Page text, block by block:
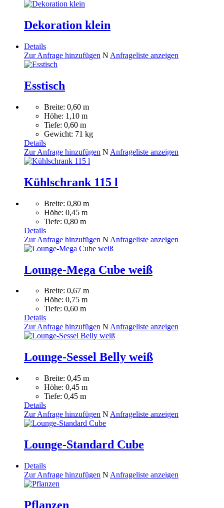
Dekoration klein
Details
Zur Anfrage hinzufügen N Anfrageliste anzeigen
Esstisch
Breite: 0,60 m
Höhe: 1,10 m
Tiefe: 0,60 m
Gewicht: 71 kg
Details
Zur Anfrage hinzufügen N Anfrageliste anzeigen
Kühlschrank 115 l
Breite: 0,80 m
Höhe: 0,45 m
Tiefe: 0,80 m
Details
Zur Anfrage hinzufügen N Anfrageliste anzeigen
Lounge-Mega Cube weiß
Breite: 0,67 m
Höhe: 0,75 m
Tiefe: 0,60 m
Details
Zur Anfrage hinzufügen N Anfrageliste anzeigen
Lounge-Sessel Belly weiß
Breite: 0,45 m
Höhe: 0,45 m
Tiefe: 0,45 m
Details
Zur Anfrage hinzufügen N Anfrageliste anzeigen
Lounge-Standard Cube
Details
Zur Anfrage hinzufügen N Anfrageliste anzeigen
Pflanzen